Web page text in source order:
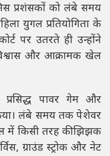
प्रशंसकों को लंबे समय
युगल प्रतियोगिता के
पर उतरते ही उन्होंने
और आक्रामक खेल
पावर गेम और
लंबे समय तक पेशेवर
में किसी तरह की झिझक
ग्राउंड स्ट्रोक और नेट